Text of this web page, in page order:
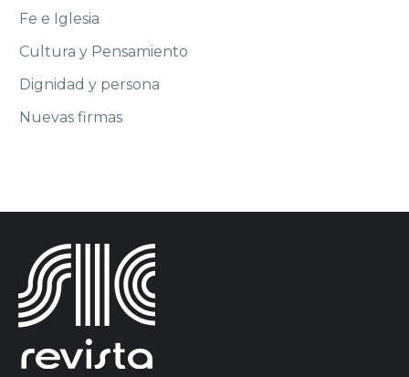
Fe e Iglesia
Cultura y Pensamiento
Dignidad y persona
Nuevas firmas